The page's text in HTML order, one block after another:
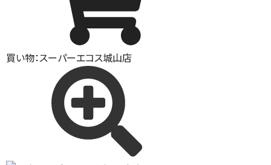
買い物：スーパーエコス城山店